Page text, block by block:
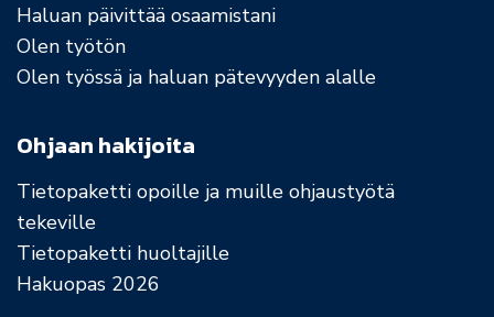
Haluan päivittää osaamistani
Olen työtön
Olen työssä ja haluan pätevyyden alalle
Ohjaan hakijoita
Tietopaketti opoille ja muille ohjaustyötä
tekeville
Tietopaketti huoltajille
Hakuopas 2026